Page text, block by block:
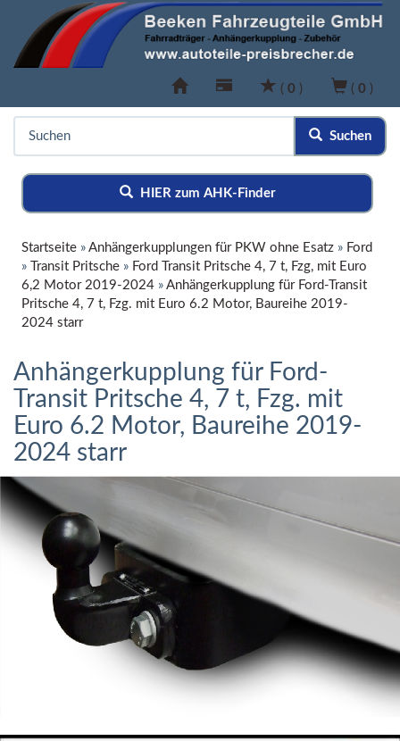
( 0 ) ( 0 )
Suchen
HIER zum AHK-Finder
Startseite » Anhängerkupplungen für PKW ohne Esatz » Ford
»
Transit Pritsche » Ford Transit Pritsche 4, 7 t, Fzg, mit Euro
6,2 Motor 2019-2024 » Anhängerkupplung für Ford-Transit
Pritsche 4, 7 t, Fzg. mit Euro 6.2 Motor, Baureihe 2019-
2024 starr
Anhängerkupplung für Ford-
Transit Pritsche 4, 7 t, Fzg. mit
Euro 6.2 Motor, Baureihe 2019-
2024 starr